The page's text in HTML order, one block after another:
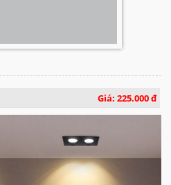
Giá: 225.000 đ